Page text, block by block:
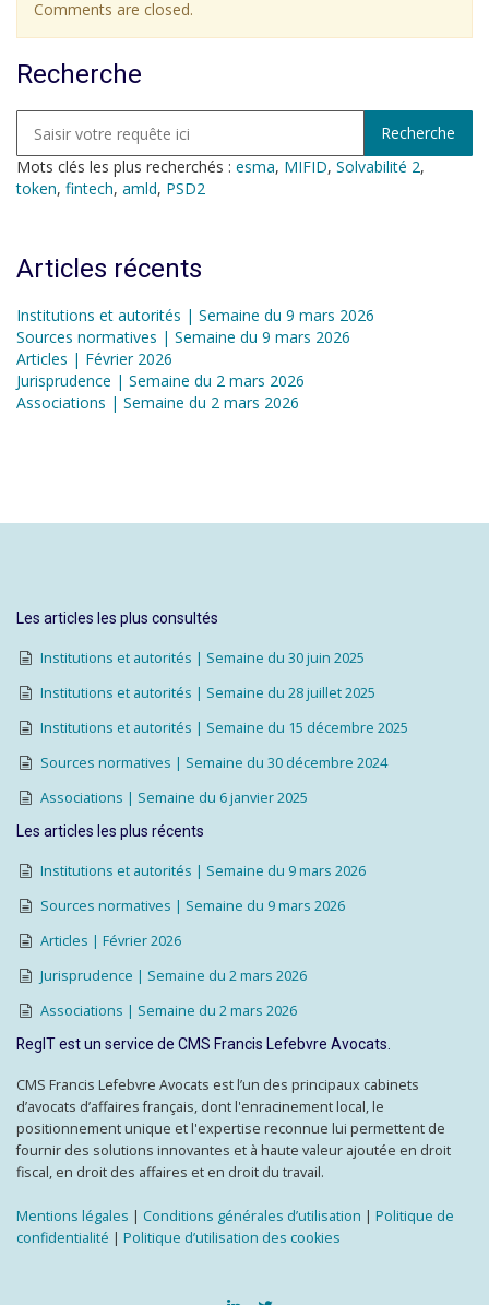
Comments are closed.
Recherche
Mots clés les plus recherchés : esma, MIFID, Solvabilité 2,
token, fintech, amld, PSD2
Articles récents
Institutions et autorités | Semaine du 9 mars 2026
Sources normatives | Semaine du 9 mars 2026
Articles | Février 2026
Jurisprudence | Semaine du 2 mars 2026
Associations | Semaine du 2 mars 2026
Les articles les plus consultés
Institutions et autorités | Semaine du 30 juin 2025
Institutions et autorités | Semaine du 28 juillet 2025
Institutions et autorités | Semaine du 15 décembre 2025
Sources normatives | Semaine du 30 décembre 2024
Associations | Semaine du 6 janvier 2025
Les articles les plus récents
Institutions et autorités | Semaine du 9 mars 2026
Sources normatives | Semaine du 9 mars 2026
Articles | Février 2026
Jurisprudence | Semaine du 2 mars 2026
Associations | Semaine du 2 mars 2026
RegIT est un service de CMS Francis Lefebvre Avocats.
CMS Francis Lefebvre Avocats est l’un des principaux cabinets
d’avocats d’affaires français, dont l'enracinement local, le
positionnement unique et l'expertise reconnue lui permettent de
fournir des solutions innovantes et à haute valeur ajoutée en droit
fiscal, en droit des affaires et en droit du travail.
Mentions légales | Conditions générales d’utilisation | Politique de
confidentialité | Politique d’utilisation des cookies